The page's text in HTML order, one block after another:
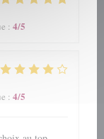
: 4/5
: 4/5